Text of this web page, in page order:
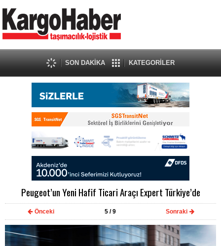
SON DAKİKA KATEGORİLER
Peugeot’un Yeni Hafif Ticari Araçı Expert Türkiye’de
Önceki 5 / 9 Sonraki